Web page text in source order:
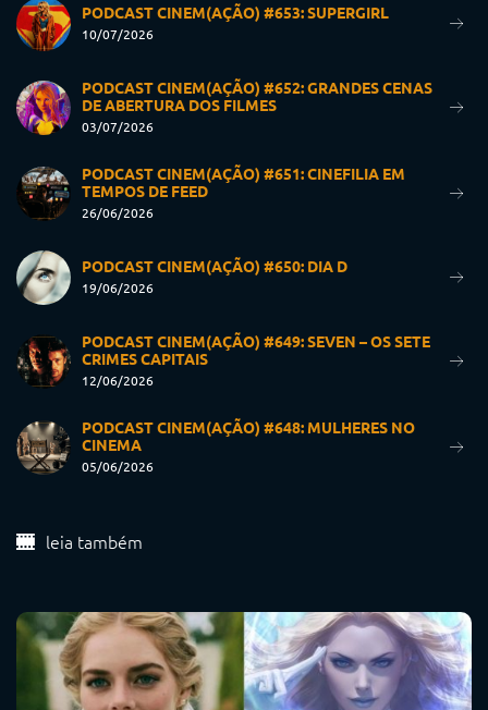
PODCAST CINEM(AÇÃO) #653: SUPERGIRL
10/07/2026
PODCAST CINEM(AÇÃO) #652: GRANDES CENAS
DE ABERTURA DOS FILMES
03/07/2026
PODCAST CINEM(AÇÃO) #651: CINEFILIA EM
TEMPOS DE FEED
26/06/2026
PODCAST CINEM(AÇÃO) #650: DIA D
19/06/2026
PODCAST CINEM(AÇÃO) #649: SEVEN – OS SETE
CRIMES CAPITAIS
12/06/2026
PODCAST CINEM(AÇÃO) #648: MULHERES NO
CINEMA
05/06/2026
leia também